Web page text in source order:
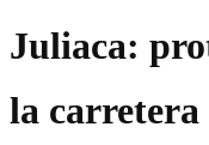
Juliaca:
la carretera